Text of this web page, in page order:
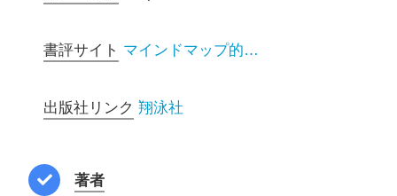
書評サイト マインドマップ的…
出版社リンク 翔泳社
著者